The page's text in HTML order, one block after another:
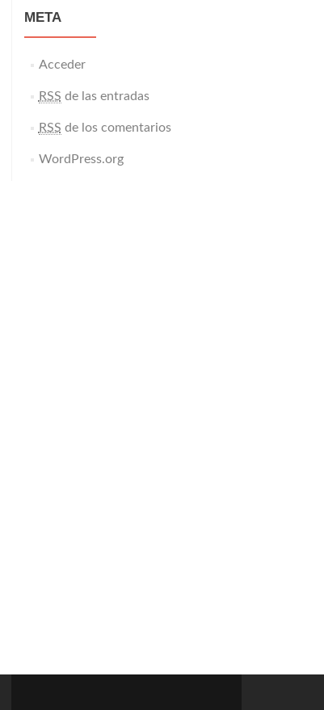
META
Acceder
RSS de las entradas
RSS de los comentarios
WordPress.org